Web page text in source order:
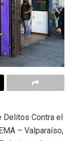
Delitos Contra el
– Valparaíso,